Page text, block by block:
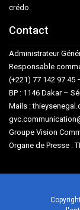
crédo.
Contact
Administrateur
Responsable
(+221) 77 142 97 45
BP : 1146 Dakar –
Mails :
Groupe Vision
Organe de Presse :